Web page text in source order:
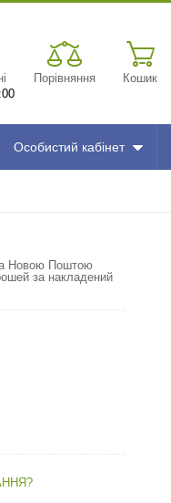
Порівняння Кошик
Особистий кабінет
Новою Поштою
за накладений